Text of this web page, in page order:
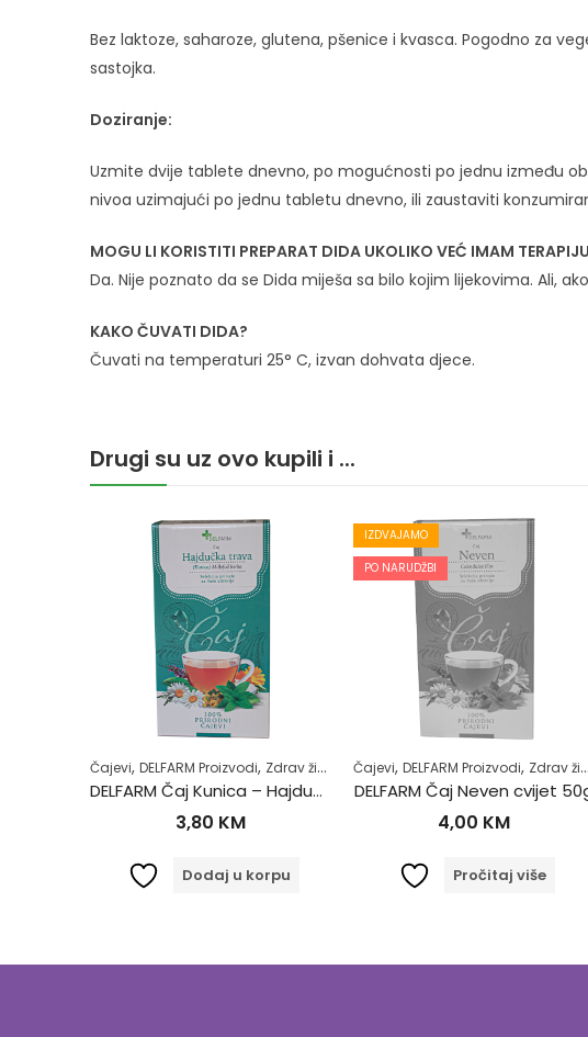
Bez laktoze, saharoze, glutena, pšenice i kvasca. Pogodno za
sastojka.
Doziranje:
Uzmite dvije tablete dnevno, po mogućnosti po jednu između
nivoa uzimajući po jednu tabletu dnevno, ili zaustaviti
MOGU LI KORISTITI PREPARAT DIDA UKOLIKO VEĆ IMAM
Da. Nije poznato da se Dida miješa sa bilo kojim lijekovima. Ali,
KAKO ČUVATI DIDA?
Čuvati na temperaturi 25° C, izvan dohvata djece.
Drugi su uz ovo kupili i ...
sistema
,Zdrav život, Zdravlje usne šupljine Zubobolja
Čajevi, DELFARM Proizvodi, Zdrav život
DELFARM Čaj Kunica – Hajdučka trava 50g
3,80 KM
Dodaj u korpu
IZDVAJAMO
PO NARUDŽBI
Čajevi, DELFARM Proizvodi, Zdrav život
DELFARM Čaj Neven cvijet
4,00 KM
Pročitaj više